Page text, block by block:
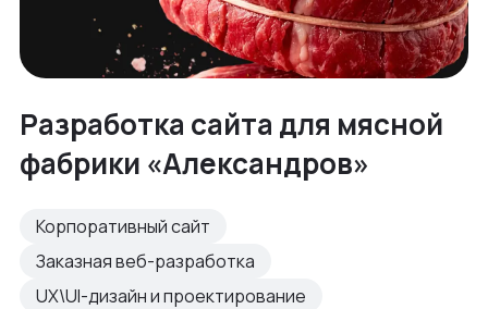
Разработка сайта для мясной
фабрики «Александров»
Корпоративный сайт
Заказная веб-разработка
UX\UI-дизайн и проектирование